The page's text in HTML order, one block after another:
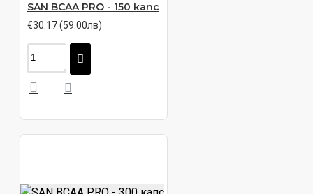
SAN BCAA PRO - 150 капс
€30.17 (59.00лв)